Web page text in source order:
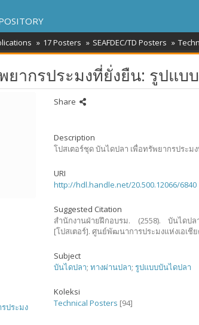
17 Posters SEAFDEC/TD Posters
ยากรประมงที่ยั่งยืน: รูปแ
ประมง
Share
Description
โปสเตอร์ชุด บันไดปลา เพื่อทรัพยากรประม
URI
http://hdl.handle.net/20.500.12066/6840
Suggested Citation
สำนักงานฝ่ายฝึกอบรม. (2558). บันไดป
[โปสเตอร์]. ศูนย์พัฒนาการประมงแห่งเอเชี
Subject
บันไดปลา;ทางผ่านปลา;รูปแบบบันไดปลา
Koleksi
Technical Posters [94]